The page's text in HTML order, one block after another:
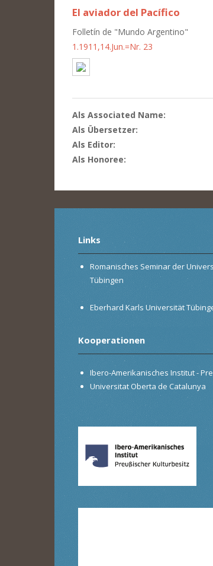
El aviador del Pacífico
Folletín de "Mundo Argentino"
1.1911,14.Jun.=Nr. 23
Als Associated Name:
Als Übersetzer:
Als Editor:
Als Honoree:
Links
Romanisches Seminar der
Tübingen
Eberhard Karls Universität
Kooperationen
Ibero-Amerikanisches Institut -
Universitat Oberta de Catalunya